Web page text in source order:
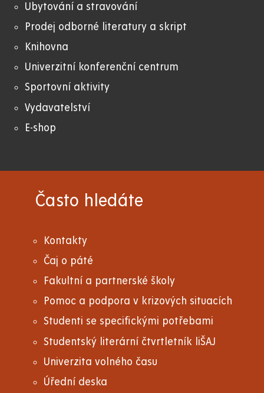
Ubytování a stravování
Prodej odborné literatury a skript
Knihovna
Univerzitní konferenční centrum
Sportovní aktivity
Vydavatelství
E-shop
Často hledáte
Kontakty
Čaj o páté
Fakultní a partnerské školy
Pomoc a podpora v krizových situacích
Studenti se specifickými potřebami
Studentský literární čtvrtletník liŠAJ
Univerzita volného času
Úřední deska